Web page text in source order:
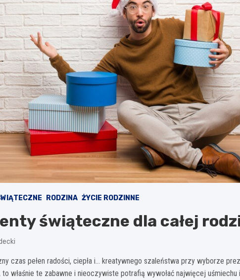
RODZINA ŻYCIE RODZINNE
świąteczne dla całej
czas pełen radości, ciepła i… kreatywnego szaleństwa przy wyborze
właśnie te zabawne i nieoczywiste potrafią wywołać najwięcej